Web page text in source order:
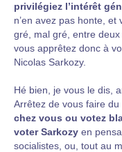
privilégiez l’intérêt
n’en avez pas honte,
gré, mal gré, entre
vous apprêtez donc à
Nicolas Sarkozy.
Hé bien, je vous le dis,
Arrêtez de vous faire du
chez vous ou votez
voter Sarkozy en
socialistes, ou, tout au